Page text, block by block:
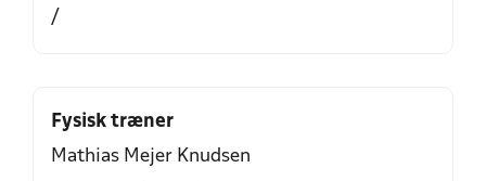
/
Fysisk træner
Mathias Mejer Knudsen